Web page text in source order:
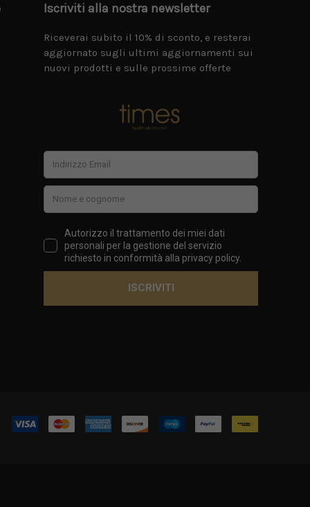
Iscriviti alla nostra newsletter
Riceverai subito il 10% di sconto, e resterai
aggiornato sugli ultimi aggiornamenti sui
nuovi prodotti e sulle prossime offerte